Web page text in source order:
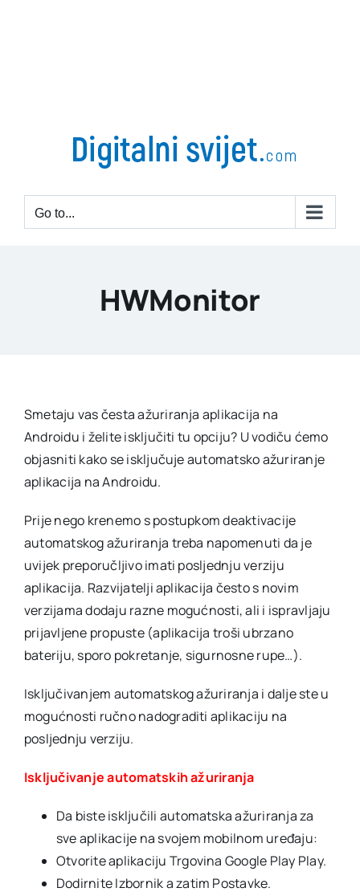
Go to...
HWMonitor
Smetaju vas česta ažuriranja aplikacija na
Androidu i želite isključiti tu opciju? U vodiču ćemo
objasniti kako se isključuje automatsko ažuriranje
aplikacija na Androidu.
Prije nego krenemo s postupkom deaktivacije
automatskog ažuriranja treba napomenuti da je
uvijek preporučljivo imati posljednju verziju
aplikacija. Razvijatelji aplikacija često s novim
verzijama dodaju razne mogućnosti, ali i ispravljaju
prijavljene propuste (aplikacija troši ubrzano
bateriju, sporo pokretanje, sigurnosne rupe…).
Isključivanjem automatskog ažuriranja i dalje ste u
mogućnosti ručno nadograditi aplikaciju na
posljednju verziju.
Isključivanje automatskih ažuriranja
Da biste isključili automatska ažuriranja za
sve aplikacije na svojem mobilnom uređaju:
Otvorite aplikaciju Trgovina Google Play Play.
Dodirnite Izbornik a zatim Postavke.